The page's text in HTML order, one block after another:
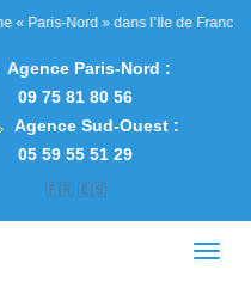
» dans l’Ile de France, les Hauts
Agence Paris-Nord :
09 75 81 80 56
Agence Sud-Ouest :
05 59 55 51 29
🇫🇷 🇪🇸